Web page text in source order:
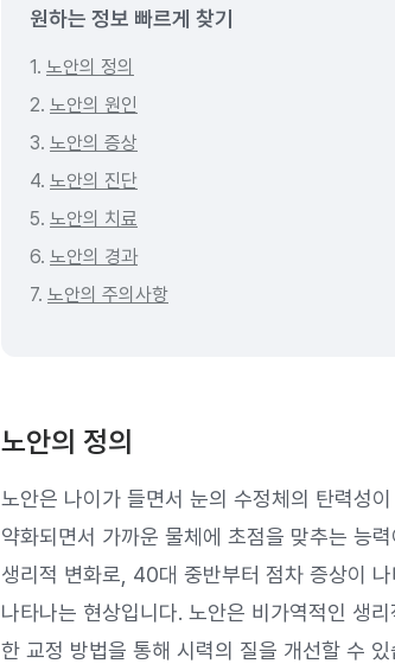
원하는 정보 빠르게 찾기
1. 노안의 정의
2. 노안의 원인
3. 노안의 증상
4. 노안의 진단
5. 노안의 치료
6. 노안의 경과
7. 노안의 주의사항
노안의 정의
노안은 나이가 들면서 눈의 수정체의 탄력성
약화되면서 가까운 물체에 초점을 맞추는 능
생리적 변화로, 40대 중반부터 점차 증상이
나타나는 현상입니다. 노안은 비가역적인 생
한 교정 방법을 통해 시력의 질을 개선할 수 있